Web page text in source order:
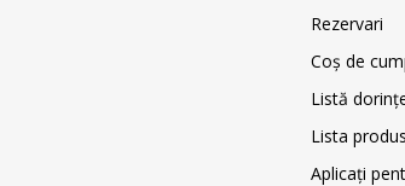
Rezervari
Coş de
Listă
Lista
Aplicați